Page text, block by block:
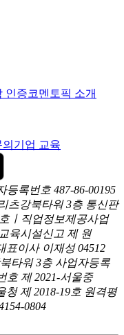
인증코멘토픽 소개
기업 교육
록번호 487-86-00195
츠강북타워 3층 통신판
ㅣ직업정보제공사업
육시설신고 제 원
표이사 이재성 04512
타워 3층 사업자등록
호 제 2021-서울중
청 제 2018-19호 원격평
0804